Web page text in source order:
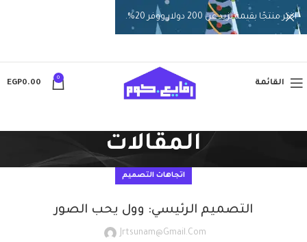
القائمة
0
EGP0.00
المقالات
اتجاهات التصميم
التصميم الرئيسي: وول يحب الصور
Jrtsunam@gmail.com
اختر منتجًا بقيمة تزيد عن 200 دولار ووفر 20%.